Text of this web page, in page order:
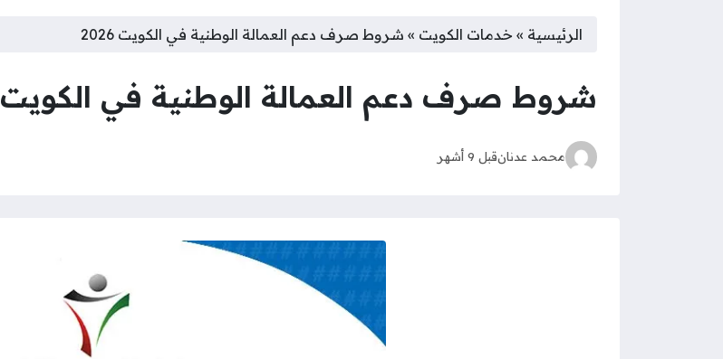
الرئيسية » خدمات الكويت » شروط صرف دعم العمالة الوطنية في الكويت 2026
شروط صرف دعم العمالة الوطنية في الكويت 2026
محمد عدنانقبل 9 أشهر